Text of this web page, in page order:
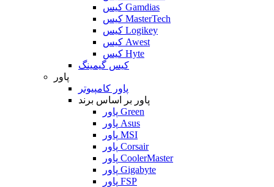
کیس Gamdias
کیس MasterTech
کیس Logikey
کیس Awest
کیس Hyte
کیس گیمینگ
پاور
پاور کامپیوتر
پاور بر اساس برند
پاور Green
پاور Asus
پاور MSI
پاور Corsair
پاور CoolerMaster
پاور Gigabyte
پاور FSP